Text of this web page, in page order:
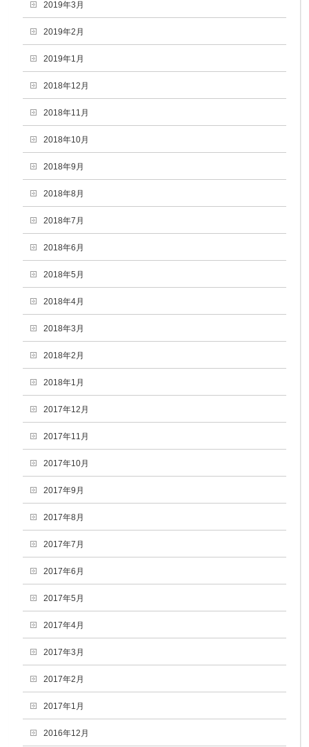
2019年3月
2019年2月
2019年1月
2018年12月
2018年11月
2018年10月
2018年9月
2018年8月
2018年7月
2018年6月
2018年5月
2018年4月
2018年3月
2018年2月
2018年1月
2017年12月
2017年11月
2017年10月
2017年9月
2017年8月
2017年7月
2017年6月
2017年5月
2017年4月
2017年3月
2017年2月
2017年1月
2016年12月